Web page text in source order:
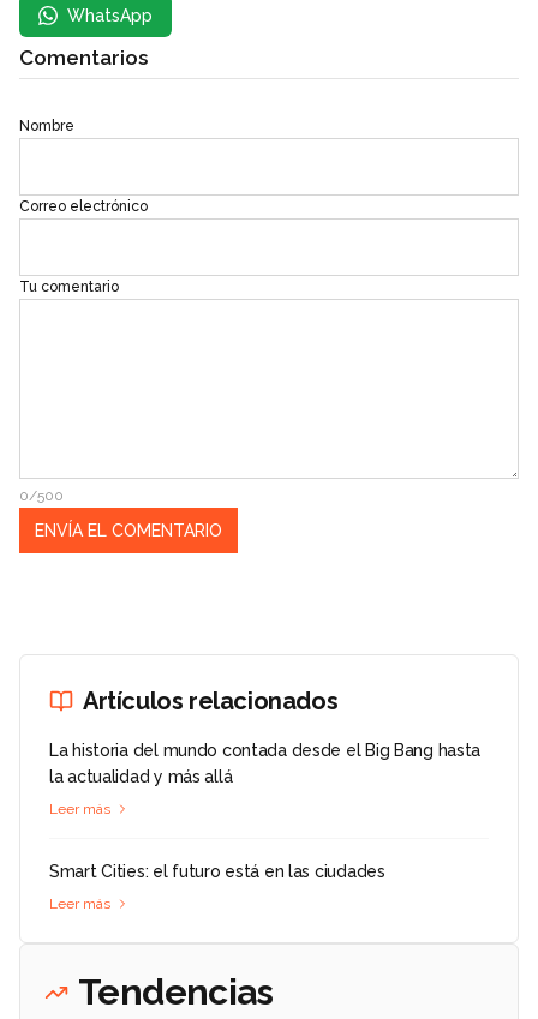
WhatsApp
Comentarios
Nombre
Correo electrónico
Tu comentario
0/500
Artículos relacionados
La historia del mundo contada desde el Big Bang hasta
la actualidad y más allá
Leer más
Smart Cities: el futuro está en las ciudades
Leer más
Tendencias